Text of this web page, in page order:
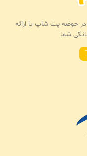
حوضه پت شاپ با ارائه
شما